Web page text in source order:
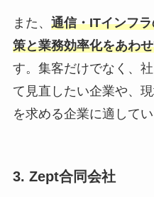
また、 通信・ITインフ
策と業務効率化をあわ
す。集客だけでなく、
て見直したい企業や、
を求める企業に適してい
3. Zept合同会社